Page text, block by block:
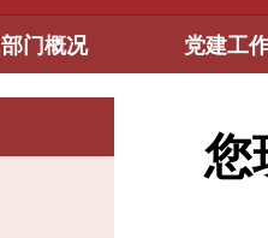
部门概况 党建工
您